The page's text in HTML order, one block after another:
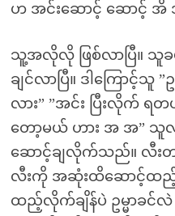
ဟ အင်းဆောင့် ဆောင့် အိ
သူ့အလိုလို ဖြစ်လာပြီ။ သူခပ်
ချင်လာပြီ။ ဒါကြောင့်သူ
လား” ”အင်း ပြီးလိုက် ရတ
တော့မယ် ဟား အ အ” သူ
ဆောင့်ချလိုက်သည်။ လီး
လီးကို အဆုံးထိဆောင့်ထည့်
ထည့်လိုက်ချိန်ပဲ ဥမ္မာခင်